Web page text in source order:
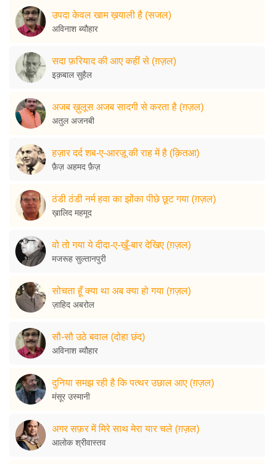
उपदा केवल खाम ख़याली है (सजल)
अविनाश ब्यौहार
सदा फ़रियाद की आए कहीं से (ग़ज़ल)
इक़बाल सुहैल
अजब ख़ुलूस अजब सादगी से करता है (ग़ज़ल)
अतुल अजनबी
हज़ार दर्द शब-ए-आरज़ू की राह में है (क़ितआ)
फ़ैज़ अहमद फ़ैज़
ठंडी ठंडी नर्म हवा का झोंका पीछे छूट गया (ग़ज़ल)
ख़ालिद महमूद
वो तो गया ये दीदा-ए-ख़ूँ-बार देखिए (ग़ज़ल)
मजरूह सुल्तानपुरी
सोचता हूँ क्या था अब क्या हो गया (ग़ज़ल)
ज़ाहिद अबरोल
सौ-सौ उठे बवाल (दोहा छंद)
अविनाश ब्यौहार
दुनिया समझ रही है कि पत्थर उछाल आए (ग़ज़ल)
मंसूर उस्मानी
अगर सफ़र में मिरे साथ मेरा यार चले (ग़ज़ल)
आलोक श्रीवास्तव